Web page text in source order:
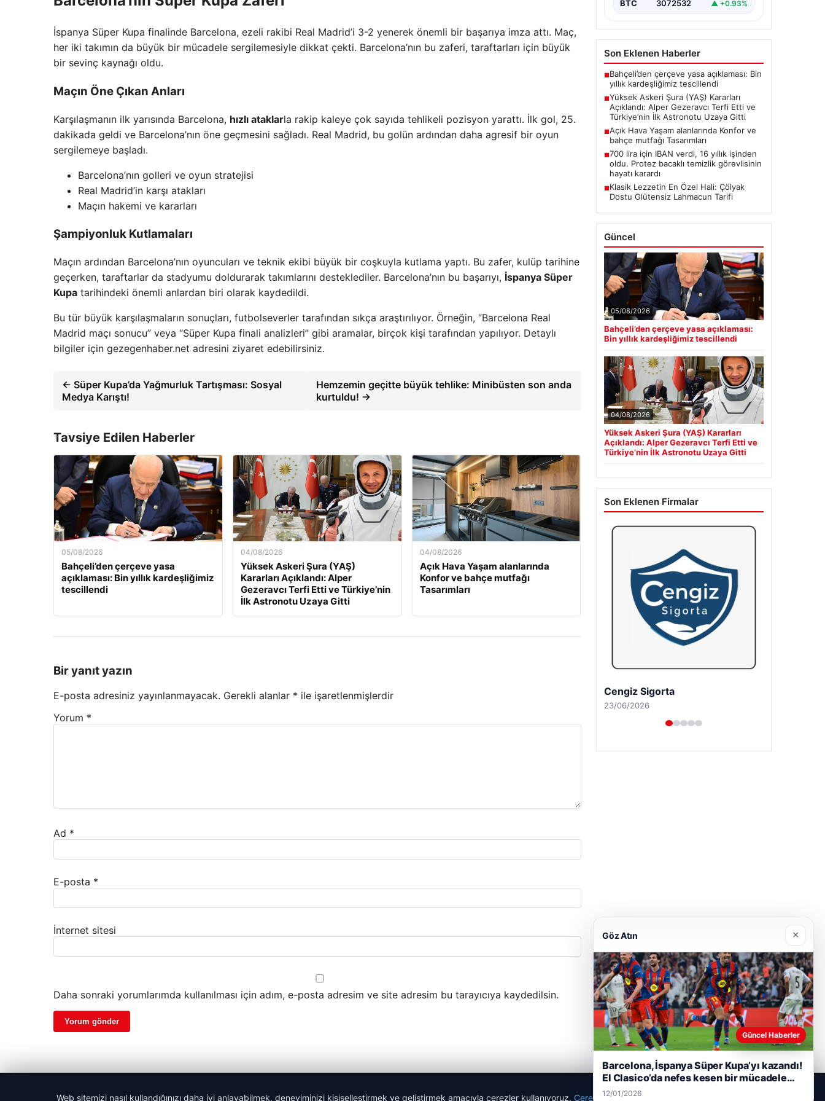
İspanya Süper Kupa finalinde Barcelona, ezeli rakibi Real Madrid’i 3-2 yenerek önemli bir başarıya imza attı. Maç,
her iki takımın da büyük bir mücadele sergilemesiyle dikkat çekti. Barcelona’nın bu zaferi, taraftarları için büyük
bir sevinç kaynağı oldu.
Maçın Öne Çıkan Anları
Karşılaşmanın ilk yarısında Barcelona, hızlı ataklarla rakip kaleye çok sayıda tehlikeli pozisyon yarattı. İlk gol, 25.
dakikada geldi ve Barcelona’nın öne geçmesini sağladı. Real Madrid, bu golün ardından daha agresif bir oyun
sergilemeye başladı.
Barcelona’nın golleri ve oyun stratejisi
Real Madrid’in karşı atakları
Maçın hakemi ve kararları
Şampiyonluk Kutlamaları
Maçın ardından Barcelona’nın oyuncuları ve teknik ekibi büyük bir coşkuyla kutlama yaptı. Bu zafer, kulüp tarihine
geçerken, taraftarlar da stadyumu doldurarak takımlarını desteklediler. Barcelona’nın bu başarıyı, İspanya Süper
Kupa tarihindeki önemli anlardan biri olarak kaydedildi.
Bu tür büyük karşılaşmaların sonuçları, futbolseverler tarafından sıkça araştırılıyor. Örneğin, “Barcelona Real
Madrid maçı sonucu” veya “Süper Kupa finali analizleri” gibi aramalar, birçok kişi tarafından yapılıyor. Detaylı
bilgiler için gezegenhaber.net adresini ziyaret edebilirsiniz.
← Süper Kupa’da Yağmurluk Tartışması: Sosyal
Medya Karıştı!
Hemzemin geçitte büyük tehlike: Minibüsten son anda
kurtuldu! →
Tavsiye Edilen Haberler
05/08/2026
Bahçeli’den çerçeve yasa
açıklaması: Bin yıllık kardeşliğimiz
tescillendi
04/08/2026
Yüksek Askeri Şura (YAŞ)
Kararları Açıklandı: Alper
Gezeravcı Terfi Etti ve Türkiye’nin
İlk Astronotu Uzaya Gitti
04/08/2026
Açık Hava Yaşam alanlarında
Konfor ve bahçe mutfağı
Tasarımları
Bir yanıt yazın
E-posta adresiniz yayınlanmayacak. Gerekli alanlar * ile işaretlenmişlerdir
Yorum *
Ad *
E-posta *
İnternet sitesi
Daha sonraki yorumlarımda kullanılması için adım, e-posta adresim ve site adresim bu tarayıcıya kaydedilsin.
oluşturan Yüksek Askeri Şura
BTC 3072532 ▲ +0.93%
Son Eklenen Haberler
■Bahçeli’den çerçeve yasa açıklaması: Bin
yıllık kardeşliğimiz tescillendi
■Yüksek Askeri Şura (YAŞ) Kararları
Açıklandı: Alper Gezeravcı Terfi Etti ve
Türkiye’nin İlk Astronotu Uzaya Gitti
■Açık Hava Yaşam alanlarında Konfor ve
bahçe mutfağı Tasarımları
■700 lira için IBAN verdi, 16 yıllık işinden
oldu. Protez bacaklı temizlik görevlisinin
hayatı karardı
■Klasik Lezzetin En Özel Hali: Çölyak
Dostu Glütensiz Lahmacun Tarifi
Güncel
05/08/2026
Bahçeli’den çerçeve yasa açıklaması:
Bin yıllık kardeşliğimiz tescillendi
04/08/2026
Yüksek Askeri Şura (YAŞ) Kararları
Açıklandı: Alper Gezeravcı Terfi Etti ve
Türkiye’nin İlk Astronotu Uzaya Gitti
Son Eklenen Firmalar
Hastaş Beton
26/05/2026
Web sitemizi nasıl kullandığınızı daha iyi anlayabilmek, deneyiminizi kişiselleştirmek ve geliştirmek amacıyla çerezler kullanıyoruz. Çerez Politikamız
Göz Atın ×
Güncel Haberler
Barcelona, İspanya Süper Kupa’yı kazandı!
El Clasico’da nefes kesen bir mücadele…
12/01/2026